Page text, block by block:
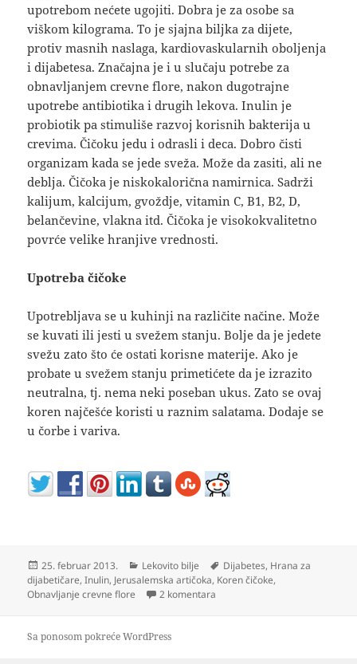
upotrebom nećete ugojiti. Dobra je za osobe sa
viškom kilograma. To je sjajna biljka za dijete,
protiv masnih naslaga, kardiovaskularnih oboljenja
i dijabetesa. Značajna je i u slučaju potrebe za
obnavljanjem crevne flore, nakon dugotrajne
upotrebe antibiotika i drugih lekova. Inulin je
probiotik pa stimuliše razvoj korisnih bakterija u
crevima. Čičoku jedu i odrasli i deca. Dobro čisti
organizam kada se jede sveža. Može da zasiti, ali ne
deblja. Čičoka je niskokalorična namirnica. Sadrži
kalijum, kalcijum, gvoždje, vitamin C, B1, B2, D,
belančevine, vlakna itd. Čičoka je visokokvalitetno
povrće velike hranjive vrednosti.
Upotreba čičoke
Upotrebljava se u kuhinji na različite načine. Može
se kuvati ili jesti u svežem stanju. Bolje da je jedete
svežu zato što će ostati korisne materije. Ako je
probate u svežem stanju primetićete da je izrazito
neutralna, tj. nema neki poseban ukus. Zato se ovaj
koren najčešće koristi u raznim salatama. Dodaje se
u čorbe i variva.
Objavljeno
25. februar 2013. Kategorije
Lekovito bilje Oznake
Dijabetes, Hrana za
dijabetičare,Inulin, Jerusalemska artičoka, Koren čičoke,
Obnavljanje crevne flore
2 komentara
Sa ponosom pokreće WordPress